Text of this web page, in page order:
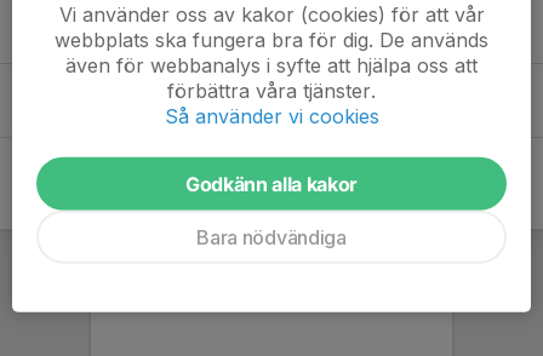
Filip Kostic
Vi använder oss av kakor (cookies) för att vår
webbplats ska fungera bra för dig. De används
även för webbanalys i syfte att hjälpa oss att
förbättra våra tjänster.
Så använder vi cookies
Godkänn alla kakor
Bara nödvändiga